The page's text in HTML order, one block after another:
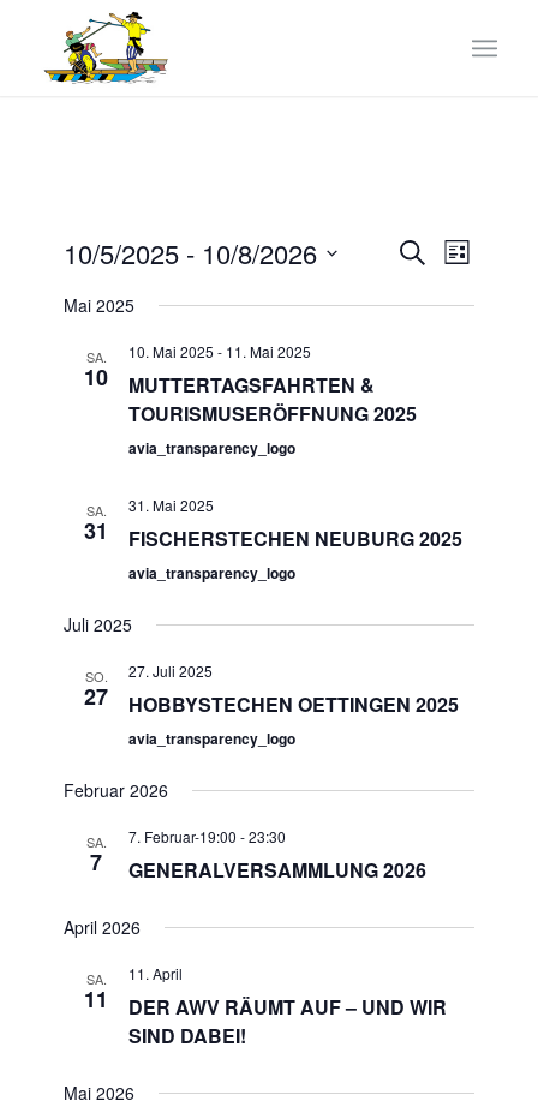
Navigation
Suche List
10/5/2025 - 10/8/2026
wählen.
Mai 2025
SA.
10
10. Mai 2025 - 11. Mai 2025
MUTTERTAGSFAHRTEN &
TOURISMUSERÖFFNUNG 2025
avia_transparency_logo
SA.
31
31. Mai 2025
FISCHERSTECHEN NEUBURG 2025
avia_transparency_logo
Juli 2025
SO.
27
27. Juli 2025
HOBBYSTECHEN OETTINGEN 2025
avia_transparency_logo
Februar 2026
SA.
7
7. Februar-19:00 -23:30
GENERALVERSAMMLUNG 2026
April 2026
SA.
11
11. April
DER AWV RÄUMT AUF – UND WIR
SIND DABEI!
Mai 2026